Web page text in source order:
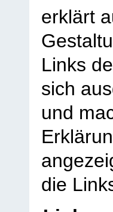
erklärt
Links
sich
und
die